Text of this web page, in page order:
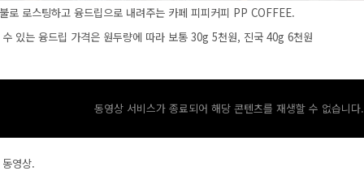
로 로스팅하고 융드립으로 내려주는 카페 피피커피 PP COFFEE.
있는 융드립 가격은 원두량에 따라 보통 30g 5천원, 진국 40g 6천원
동영상 서비스가 종료되어 해당 콘텐츠를 재생할 수 없습니다.
영상.